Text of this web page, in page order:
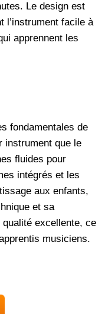
Le design est
l’instrument facile à
apprennent les
fondamentales de
instrument que le
fluides pour
intégrés et les
aux enfants,
et sa
excellente, ce
musiciens.